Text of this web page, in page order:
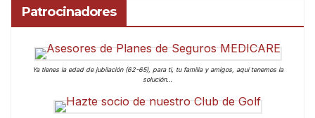
Patrocinadores
Ya tienes la edad de jubilación (62-65), para ti, tu familia y amigos, aquí tenemos la
solución…